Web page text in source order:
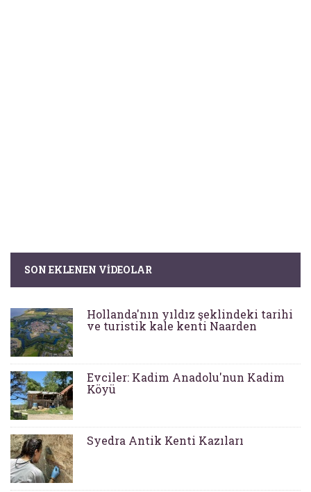
SON EKLENEN VIDEOLAR
Hollanda'nın yıldız şeklindeki tarihi
ve turistik kale kenti Naarden
Evciler: Kadim Anadolu'nun Kadim
Köyü
Syedra Antik Kenti Kazıları